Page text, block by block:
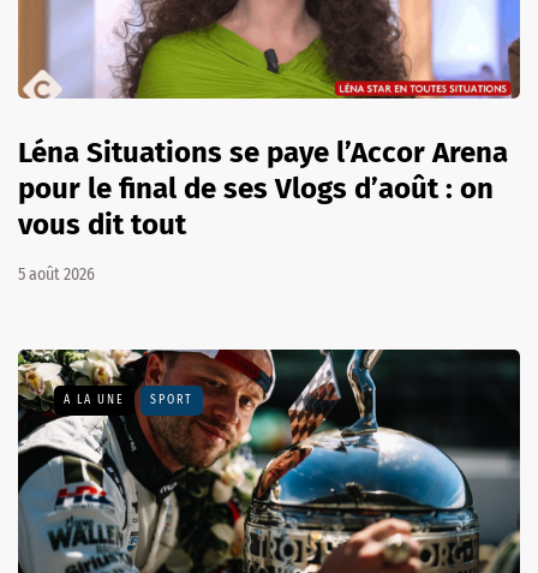
Léna Situations se paye l’Accor Arena
pour le final de ses Vlogs d’août : on
vous dit tout
5 août 2026
A LA UNE SPORT